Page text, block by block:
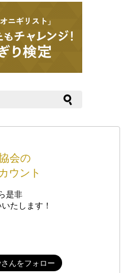
会の
ウント
是非
たします！